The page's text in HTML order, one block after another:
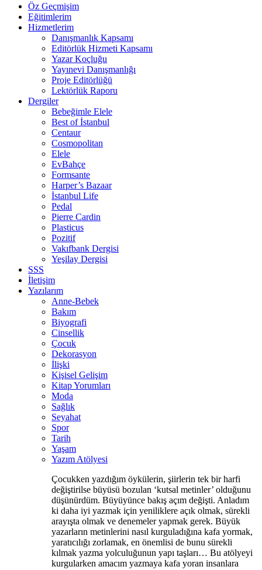
Öz Geçmişim
Eğitimlerim
Hizmetlerim
Danışmanlık Kapsamı
Editörlük Hizmeti Kapsamı
Yazar Koçluğu
Yayınevi Danışmanlığı
Proje Editörlüğü
Lektörlük Raporu
Dergiler
Bebeğimle Elele
Best of İstanbul
Centaur
Cosmopolitan
Elele
EvBahçe
Formsante
Harper’s Bazaar
İstanbul Life
Pedal
Pierre Cardin
Plasticus
Pozitif
Vakıfbank Dergisi
Yeşilay Dergisi
SSS
İletişim
Yazılarım
Anne-Bebek
Bakım
Biyografi
Cinsellik
Çocuk
Dekorasyon
İlişki
Kişisel Gelişim
Kitap Yorumları
Moda
Sağlık
Seyahat
Spor
Tarih
Yaşam
Yazım Atölyesi
Çocukken yazdığım öykülerin, şiirlerin tek bir harfi
değiştirilse büyüsü bozulan ‘kutsal metinler’ olduğunu
düşünürdüm. Büyüyünce bakış açım değişti. Anladım
ki daha iyi yazmak için yeniliklere açık olmak, sürekli
arayışta olmak ve denemeler yapmak gerek. Büyük
yazarların metinlerini nasıl kurguladığına kafa yormak,
yaratıcılığı zorlamak, en önemlisi de bunu sürekli
kılmak yazma yolculuğunun yapı taşları… Bu atölyeyi
kurgularken amacım yazmaya kafa yoran insanlara